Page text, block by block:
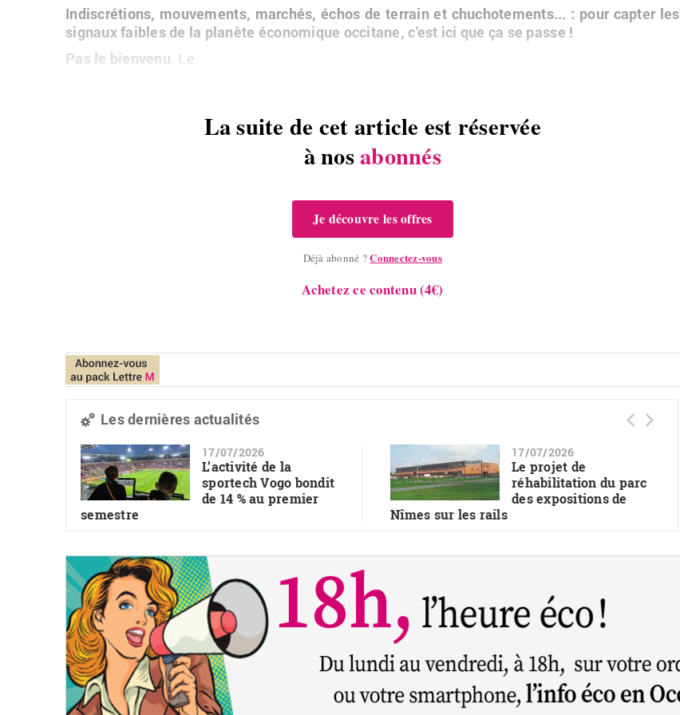
In­dis­cré­tions, mou­ve­ments, mar­chés, échos de ter­rain et chu­cho­te­ments... : pour cap­ter les
si­gnaux faibles de la pla­nète éco­no­mique oc­ci­tane, c'est ici que ça se passe !
Pas le bien­venu. Le
La suite de cet article est réservée
à nosabonnés
Je découvre les offres
Déjà abonné ?Connectez-vous
Achetez ce contenu (4€)
Les dernières actualités
17/07/2026
L’activité de la
sportech Vogo bondit
de 14 % au premier
semestre
17/07/2026
Le projet de
réhabilitation du parc
des expositions de
Nîmes sur les rails